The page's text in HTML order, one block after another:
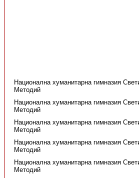
Национална хуманитарна гимназия
Методий
Национална хуманитарна гимназия
Методий
Национална хуманитарна гимназия
Методий
Национална хуманитарна гимназия
Методий
Национална хуманитарна гимназия
Методий